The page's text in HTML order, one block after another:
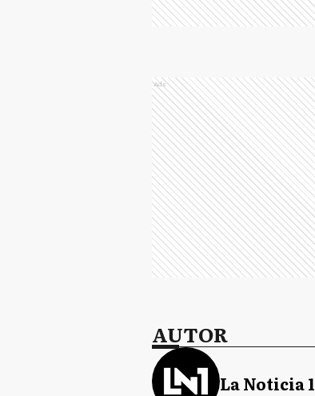
Ads
AUTOR
La Noticia 1